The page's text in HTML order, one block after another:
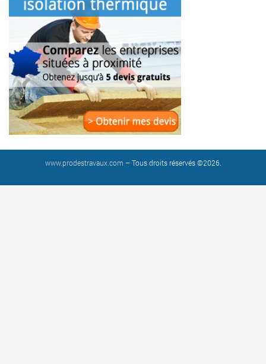
www.prodestravaux.com – Tous droits réservés ©2026.